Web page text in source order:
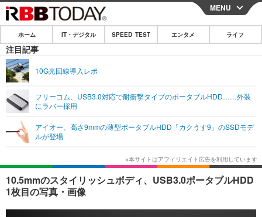
CLOSE
ホーム
IT・デジタル
ネタ
ショッピング その他
エンタメ
エンタメTOP
韓国・芸能
音楽 スポーツ
ライフ
ライフTOP グルメ
ペット ショッピング
その他
リリース一覧
プッシュ通知の停止方法
MENU
ホーム IT・デジタル SPEED TEST エンタメ ライフ
注目記事
10G光回線導入レポ
フリーコム、USB3.0対応で耐衝撃タイプのポータブルHDD……外装
にラバー採用
アイオー、高さ9mmの薄型ポータブルHDD「カクうす9」のSSDモデ
ルが登場
10.5mmのスタイリッシュボディ、USB3.0ポータブルHDD
1枚目の写真・画像